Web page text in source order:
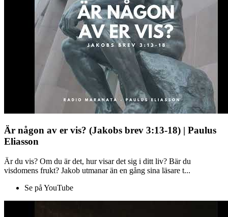
Är någon av er vis? (Jakobs brev 3:13-18) | Paulus
Eliasson
Är du vis? Om du är det, hur visar det sig i ditt liv? Bär du
visdomens frukt? Jakob utmanar än en gång sina läsare t...
Se på YouTube